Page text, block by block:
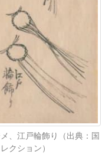
、江戸輪飾り（出典：国
クション）